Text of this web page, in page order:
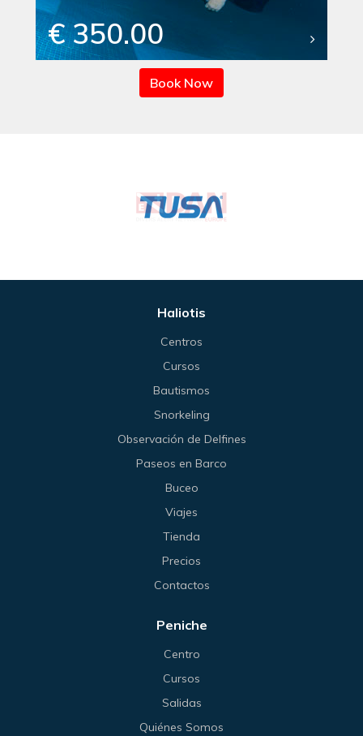
€ 350.00
Book Now
Haliotis
Centros
Cursos
Bautismos
Snorkeling
Observación de Delfines
Paseos en Barco
Buceo
Viajes
Tienda
Precios
Contactos
Peniche
Centro
Cursos
Salidas
Quiénes Somos